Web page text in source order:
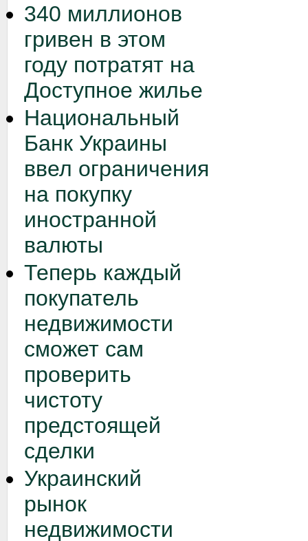
340 миллионов
гривен в этом
году потратят на
Доступное жилье
Национальный
Банк Украины
ввел ограничения
на покупку
иностранной
валюты
Теперь каждый
покупатель
недвижимости
сможет сам
проверить
чистоту
предстоящей
сделки
Украинский
рынок
недвижимости